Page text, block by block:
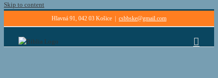
Skip to content
Hlavná 91, 042 03 Košice csbbske@gmail.com